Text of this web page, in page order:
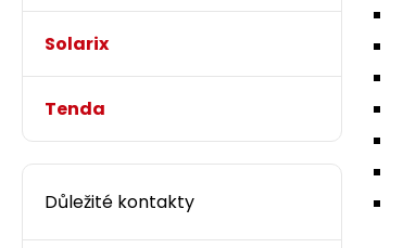
Solarix
Tenda
Důležité kontakty